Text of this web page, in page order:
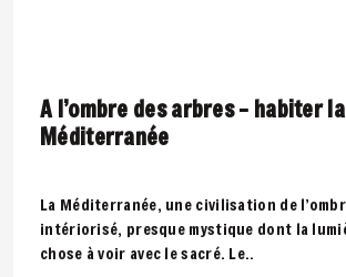
A l’ombre des arbres – habiter
Méditerranée
La Méditerranée, une civilisation de
intériorisé, presque mystique dont la
chose à voir avec le sacré. Le..